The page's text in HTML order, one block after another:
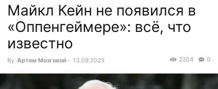
Майкл Кейн не появился в
«Оппенгеймере»: всё, что
известно
By Артем Мозговой - 13.08.2023 0
2204